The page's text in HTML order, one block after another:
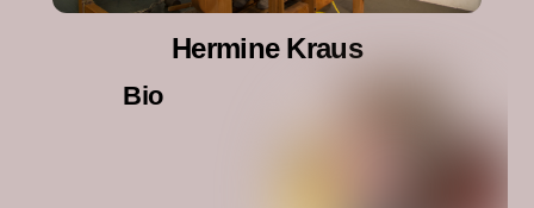
Hermine Kraus
Bio